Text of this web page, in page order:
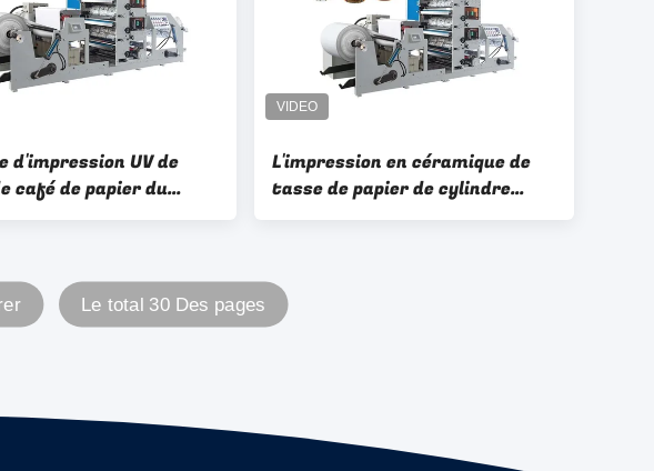
d'impression UV de
café de papier du
850mm avec le
L'impression en céramique de
tasse de papier de cylindre
d'Anilox usine le frein de
Le total 30 Des pages